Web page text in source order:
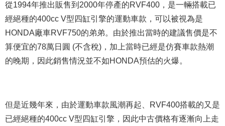
從1994年推出販售到2000年停產的RVF400，是一輛搭載已
經絕種的400cc V型四缸引擎的運動車款，可以被視為是
HONDA廠車RVF750的弟弟。由於推出當時的建議售價是不
算便宜的78萬日圓 (不含稅)，加上當時已經是仿賽車款熱潮
的晚期，因此銷售情況並不如HONDA預估的火爆。
但是近幾年來，由於運動車款風潮再起、RVF400搭載的又是
已經絕種的400cc V型四缸引擎，因此中古價格有逐漸向上走